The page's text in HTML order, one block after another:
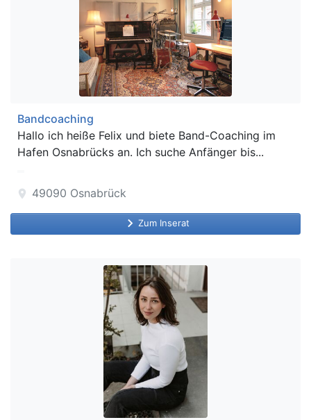
Bandcoaching
Hallo ich heiße Felix und biete Band-Coaching im
Hafen Osnabrücks an. Ich suche Anfänger bis...
location_on 49090 Osnabrück
keyboard_arrow_right Zum Inserat